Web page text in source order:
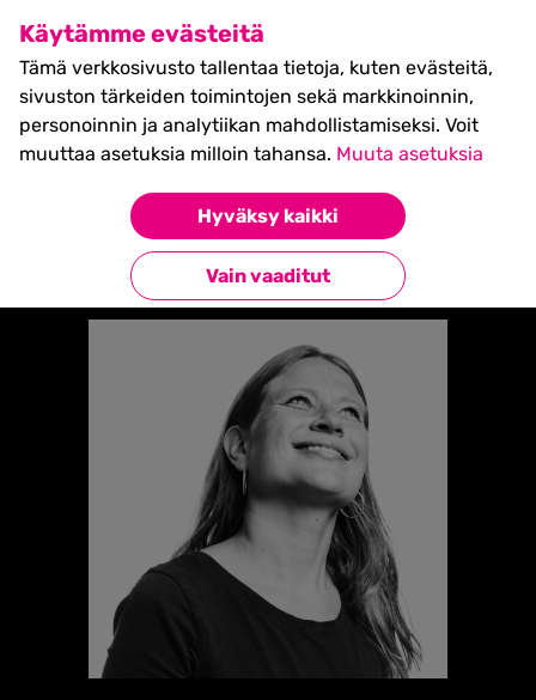
Käytämme evästeitä
Tämä verkkosivusto tallentaa tietoja, kuten evästeitä,
sivuston tärkeiden toimintojen sekä markkinoinnin,
personoinnin ja analytiikan mahdollistamiseksi. Voit
muuttaa asetuksia milloin tahansa. Muuta asetuksia
Hyväksy kaikki
Vain vaaditut
SHIFT Business Festival
27.5.2027, Turku - liput
myynnissä nyt! >>
Elina Kiiski-Kataja
Takaisin esiintyjiin